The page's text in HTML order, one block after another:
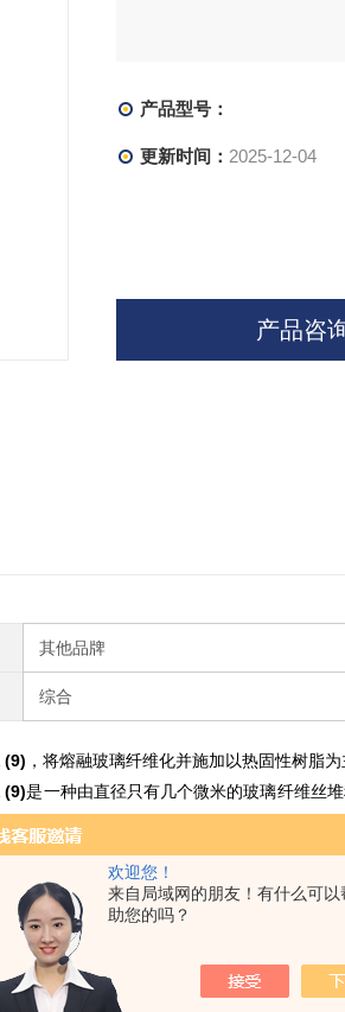
欢迎您！
来自局域网的朋友！有什么可以
助您的吗？
产品型号：
更新时间： 2025-12-04
产品咨
其他品牌
综合
(9) ，将熔融玻璃纤维化并施加以热固性树脂
(9)是一种由直径只有几个微米的玻璃纤维丝
来，先后承担了石化企业、精细化工企业
，敢于创新，正以崭新的理念，科学的管
要素配置，抓好产品结构的调整，奋力向
、靠科技促发展、靠管理求效益是企业永恒的